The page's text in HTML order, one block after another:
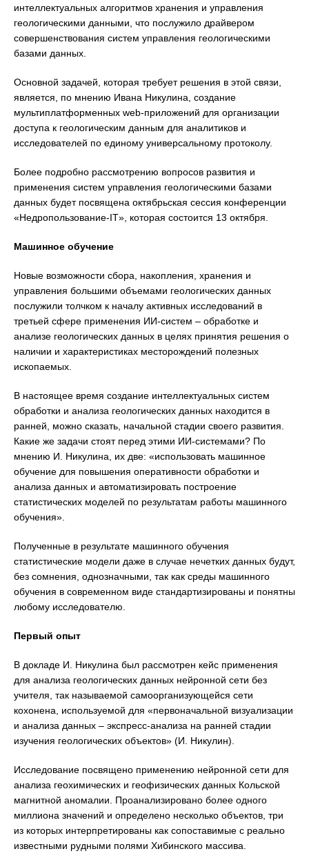
интеллектуальных алгоритмов хранения и управления
геологическими данными, что послужило драйвером
совершенствования систем управления геологическими
базами данных.
Основной задачей, которая требует решения в этой связи,
является, по мнению Ивана Никулина, создание
мультиплатформенных web-приложений для организации
доступа к геологическим данным для аналитиков и
исследователей по единому универсальному протоколу.
Более подробно рассмотрению вопросов развития и
применения систем управления геологическими базами
данных будет посвящена октябрьская сессия конференции
«Недропользование-IT», которая состоится 13 октября.
Машинное обучение
Новые возможности сбора, накопления, хранения и
управления большими объемами геологических данных
послужили толчком к началу активных исследований в
третьей сфере применения ИИ-систем – обработке и
анализе геологических данных в целях принятия решения о
наличии и характеристиках месторождений полезных
ископаемых.
В настоящее время создание интеллектуальных систем
обработки и анализа геологических данных находится в
ранней, можно сказать, начальной стадии своего развития.
Какие же задачи стоят перед этими ИИ-системами? По
мнению И. Никулина, их две: «использовать машинное
обучение для повышения оперативности обработки и
анализа данных и автоматизировать построение
статистических моделей по результатам работы машинного
обучения».
Полученные в результате машинного обучения
статистические модели даже в случае нечетких данных будут,
без сомнения, однозначными, так как среды машинного
обучения в современном виде стандартизированы и понятны
любому исследователю.
Первый опыт
В докладе И. Никулина был рассмотрен кейс применения
для анализа геологических данных нейронной сети без
учителя, так называемой самоорганизующейся сети
кохонена, используемой для «первоначальной визуализации
и анализа данных – экспресс-анализа на ранней стадии
изучения геологических объектов» (И. Никулин).
Исследование посвящено применению нейронной сети для
анализа геохимических и геофизических данных Кольской
магнитной аномалии. Проанализировано более одного
миллиона значений и определено несколько объектов, три
из которых интерпретированы как сопоставимые с реально
известными рудными полями Хибинского массива.